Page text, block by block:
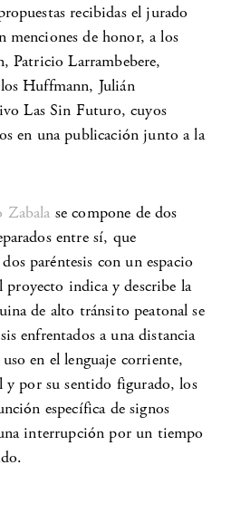
recibidas el jurado
de honor, a los
Patricio Larrambebere,
Huffmann, Julián
Las Sin Futuro, cuyos
en una publicación junto a la
Zabala se compone de dos
entre sí, que
paréntesis con un espacio
indica y describe la
de alto tránsito peatonal se
enfrentados a una distancia
en el lenguaje corriente,
y por su sentido figurado, los
específica de signos
interrupción por un tiempo